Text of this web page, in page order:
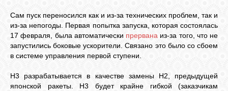
Сам пуск переносился как и из-за технических проблем, так и
из-за непогоды. Первая попытка запуска, которая состоялась
17 февраля, была автоматически прервана из-за того, что не
запустились боковые ускорители. Связано это было со сбоем
в системе управления первой ступени.
H3 разрабатывается в качестве замены H2, предыдущей
японской ракеты. H3 будет крайне гибкой (заказчикам